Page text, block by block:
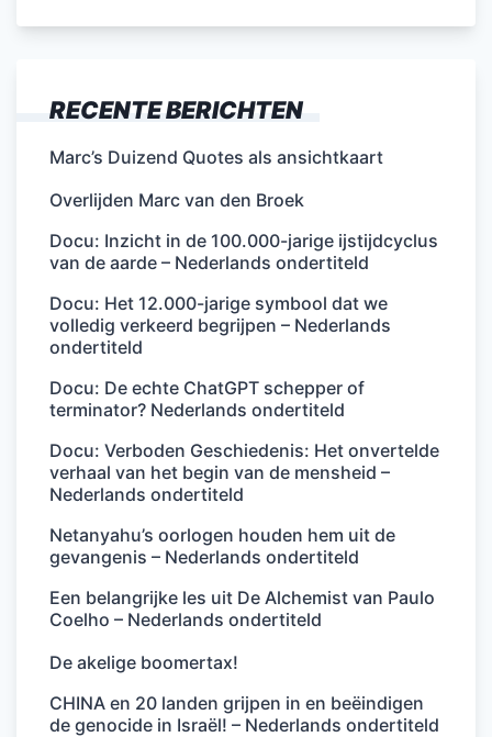
RECENTE BERICHTEN
Marc’s Duizend Quotes als ansichtkaart
Overlijden Marc van den Broek
Docu: Inzicht in de 100.000-jarige ijstijdcyclus
van de aarde – Nederlands ondertiteld
Docu: Het 12.000-jarige symbool dat we
volledig verkeerd begrijpen – Nederlands
ondertiteld
Docu: De echte ChatGPT schepper of
terminator? Nederlands ondertiteld
Docu: Verboden Geschiedenis: Het onvertelde
verhaal van het begin van de mensheid –
Nederlands ondertiteld
Netanyahu’s oorlogen houden hem uit de
gevangenis – Nederlands ondertiteld
Een belangrijke les uit De Alchemist van Paulo
Coelho – Nederlands ondertiteld
De akelige boomertax!
CHINA en 20 landen grijpen in en beëindigen
de genocide in Israël! – Nederlands ondertiteld